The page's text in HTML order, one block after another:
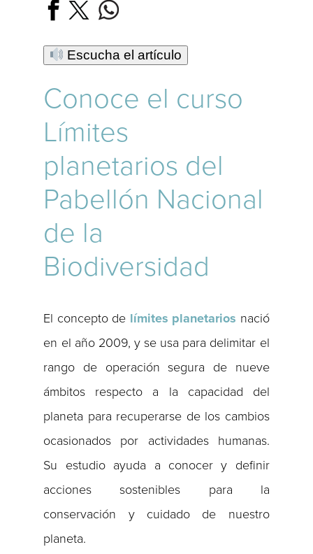
Escucha el artículo
Conoce el curso
Límites
planetarios del
Pabellón Nacional
de la
Biodiversidad
El concepto de límites planetarios nació
en el año 2009, y se usa para delimitar el
rango de operación segura de nueve
ámbitos respecto a la capacidad del
planeta para recuperarse de los cambios
ocasionados por actividades humanas.
Su estudio ayuda a conocer y definir
acciones sostenibles para la
conservación y cuidado de nuestro
planeta.